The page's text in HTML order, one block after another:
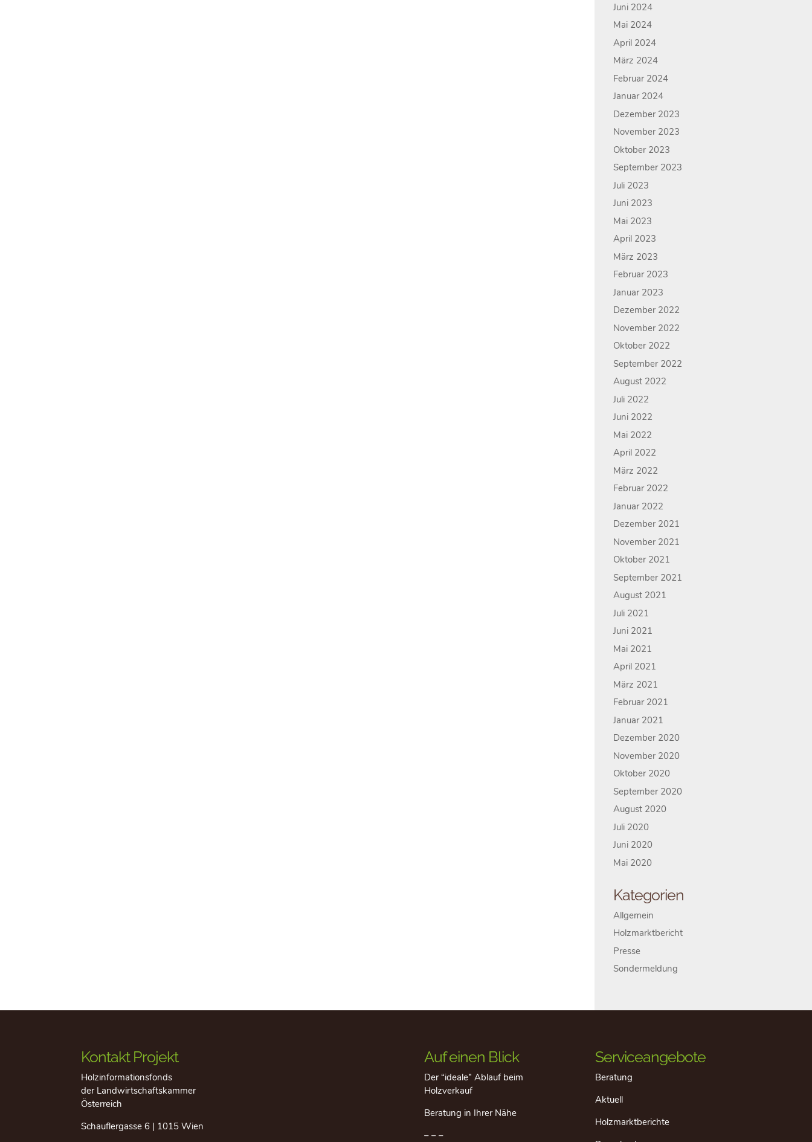
Juni 2024
Mai 2024
April 2024
März 2024
Februar 2024
Januar 2024
Dezember 2023
November 2023
Oktober 2023
September 2023
Juli 2023
Juni 2023
Mai 2023
April 2023
März 2023
Februar 2023
Januar 2023
Dezember 2022
November 2022
Oktober 2022
September 2022
August 2022
Juli 2022
Juni 2022
Mai 2022
April 2022
März 2022
Februar 2022
Januar 2022
Dezember 2021
November 2021
Oktober 2021
September 2021
August 2021
Juli 2021
Juni 2021
Mai 2021
April 2021
März 2021
Februar 2021
Januar 2021
Dezember 2020
November 2020
Oktober 2020
September 2020
August 2020
Juli 2020
Juni 2020
Mai 2020
Kategorien
Allgemein
Holzmarktbericht
Presse
Sondermeldung
Kontakt Projekt
Holzinformationsfonds
der Landwirtschaftskammer
Österreich
Schauflergasse 6 | 1015 Wien
Auf einen Blick
Der “ideale” Ablauf beim
Holzverkauf
Beratung in Ihrer Nähe
– – –
Serviceangebote
Beratung
Aktuell
Holzmarktberichte